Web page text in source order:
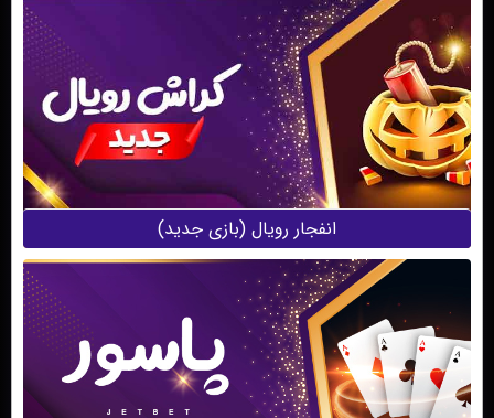
انفجار‌ رویال (بازی جدید)